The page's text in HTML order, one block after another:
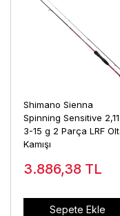
Shimano Sienna
Spinning Sensitive
3-15 g 2 Parça LRF
Kamışı
3.886,38 TL
Sepete Ekle